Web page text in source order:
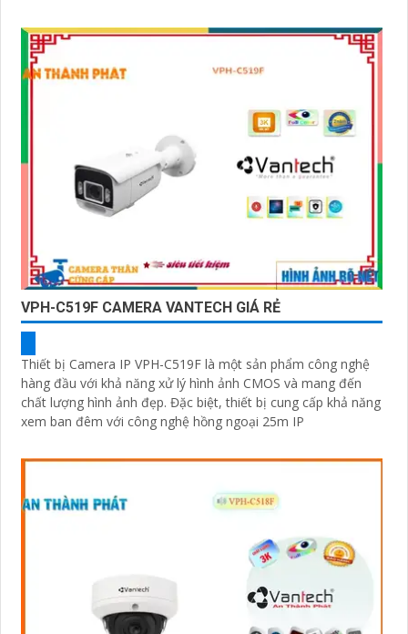
VPH-C519F CAMERA VANTECH GIÁ RẺ
Thiết bị Camera IP VPH-C519F là một sản phẩm công nghệ
hàng đầu với khả năng xử lý hình ảnh CMOS và mang đến
chất lượng hình ảnh đẹp. Đặc biệt, thiết bị cung cấp khả năng
xem ban đêm với công nghệ hồng ngoại 25m IP